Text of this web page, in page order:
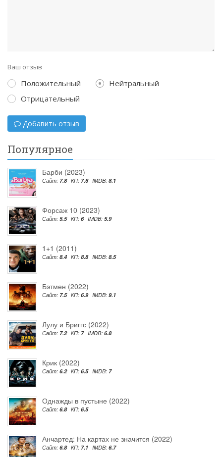
Ваш отзыв
Положительный
Нейтральный
Отрицательный
Добавить отзыв
Популярное
Барби (2023)
Сайт: 7.8 КП: 7.6 IMDB: 8.1
Форсаж 10 (2023)
Сайт: 5.5 КП: 6 IMDB: 5.9
1+1 (2011)
Сайт: 8.4 КП: 8.8 IMDB: 8.5
Бэтмен (2022)
Сайт: 7.5 КП: 6.9 IMDB: 9.1
Лулу и Бриггс (2022)
Сайт: 7.2 КП: 7 IMDB: 6.8
Крик (2022)
Сайт: 6.2 КП: 6.5 IMDB: 7
Однажды в пустыне (2022)
Сайт: 6.8 КП: 6.5
Анчартед: На картах не значится (2022)
Сайт: 6.8 КП: 7.1 IMDB: 6.7